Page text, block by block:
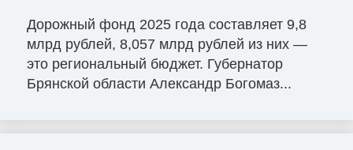
Дорожный фонд 2025 года составляет 9,8
млрд рублей, 8,057 млрд рублей из них —
это региональный бюджет. Губернатор
Брянской области Александр Богомаз...